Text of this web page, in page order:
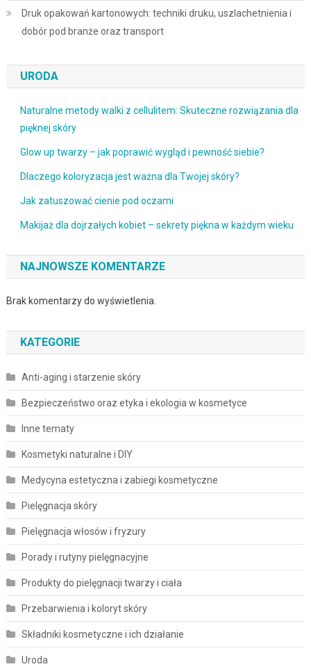
Druk opakowań kartonowych: techniki druku, uszlachetnienia i
dobór pod branże oraz transport
URODA
Naturalne metody walki z cellulitem: Skuteczne rozwiązania dla
pięknej skóry
Glow up twarzy – jak poprawić wygląd i pewność siebie?
Dlaczego koloryzacja jest ważna dla Twojej skóry?
Jak zatuszować cienie pod oczami
Makijaż dla dojrzałych kobiet – sekrety piękna w każdym wieku
NAJNOWSZE KOMENTARZE
Brak komentarzy do wyświetlenia.
KATEGORIE
Anti-aging i starzenie skóry
Bezpieczeństwo oraz etyka i ekologia w kosmetyce
Inne tematy
Kosmetyki naturalne i DIY
Medycyna estetyczna i zabiegi kosmetyczne
Pielęgnacja skóry
Pielęgnacja włosów i fryzury
Porady i rutyny pielęgnacyjne
Produkty do pielęgnacji twarzy i ciała
Przebarwienia i koloryt skóry
Składniki kosmetyczne i ich działanie
Uroda